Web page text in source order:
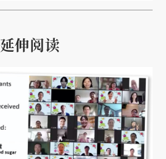
延伸阅读